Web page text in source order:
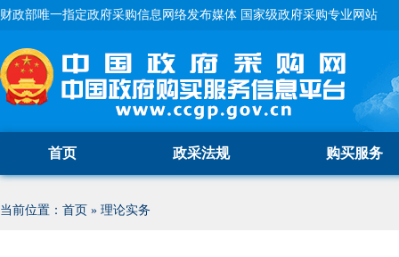
财政部唯一指定政府采购信息网络发布媒体 国家级政府采购专业网站
首页 政采法规 购买服务
当前位置： 首页 » 理论实务